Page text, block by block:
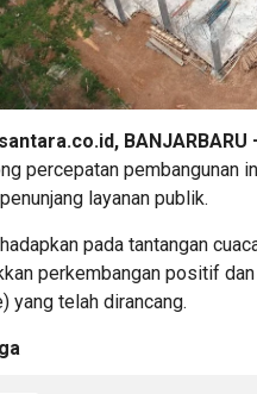
BANJARBARU
percepatan pembangunan
layanan publik.
pada tantangan
perkembangan positif
yang telah dirancang.